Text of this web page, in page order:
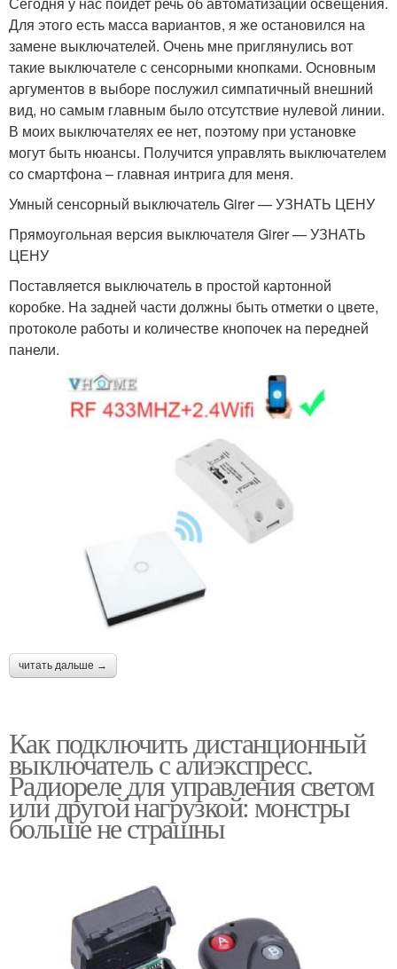
Для этого есть масса вариантов, я же остановился на
замене выключателей. Очень мне приглянулись вот
такие выключателе с сенсорными кнопками. Основным
аргументов в выборе послужил симпатичный внешний
вид, но самым главным было отсутствие нулевой линии.
В моих выключателях ее нет, поэтому при установке
могут быть нюансы. Получится управлять выключателем
со смартфона – главная интрига для меня.
Умный сенсорный выключатель Girer — УЗНАТЬ ЦЕНУ
Прямоугольная версия выключателя Girer — УЗНАТЬ
ЦЕНУ
Поставляется выключатель в простой картонной
коробке. На задней части должны быть отметки о цвете,
протоколе работы и количестве кнопочек на передней
панели.
читать дальше →
Как подключить дистанционный
выключатель с алиэкспресс.
Радиореле для управления светом
или другой нагрузкой: монстры
больше не страшны